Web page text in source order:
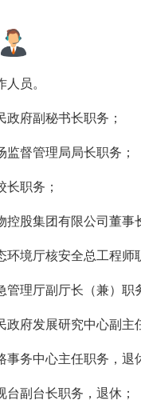
员。
府副秘书长职务；
督管理局局长职务；
长职务；
控股集团有限公司董事
环境厅核安全总工程师
管理厅副厅长（兼）职
政府发展研究中心副主
事务中心主任职务，退
副台长职务，退休；